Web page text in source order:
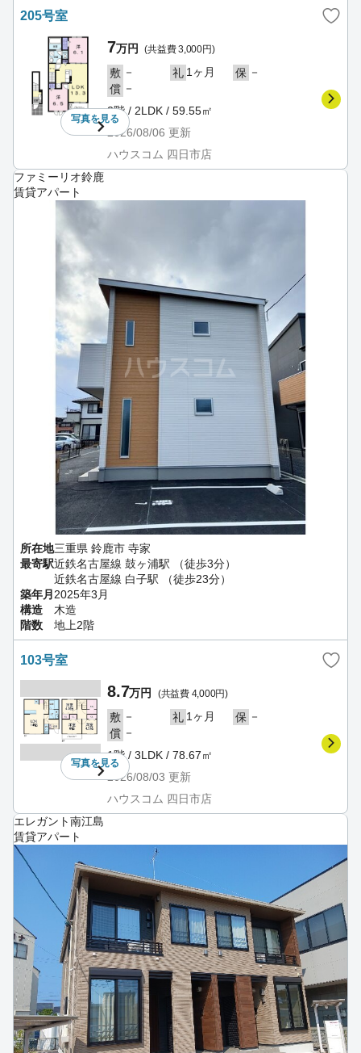
205号室
写真を見る
7万円 (共益費 3,000円)
敷 － 礼 1ヶ月 保 －
償 －
2階 / 2LDK / 59.55㎡
2026/08/06 更新
ハウスコム 四日市店
ファミーリオ鈴鹿
賃貸アパート
所在地三重県 鈴鹿市 寺家
最寄駅近鉄名古屋線 鼓ヶ浦駅 （徒歩3分）
近鉄名古屋線 白子駅 （徒歩23分）
築年月 2025年3月
構造
木造
階数
地上2階
103号室
写真を見る
8.7万円 (共益費 4,000円)
敷 － 礼 1ヶ月 保 －
償 －
1階 / 3LDK / 78.67㎡
2026/08/03 更新
ハウスコム 四日市店
エレガント南江島
賃貸アパート